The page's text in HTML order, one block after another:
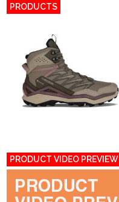
PRODUCTS
PRODUCT VIDEO PREVIEW